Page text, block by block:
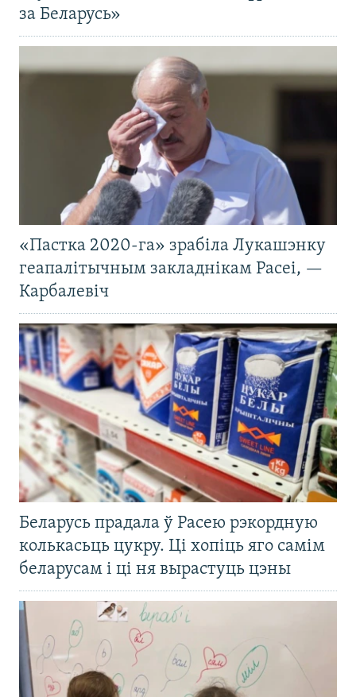
за Беларусь»
«Пастка 2020-га» зрабіла Лукашэнку
геапалітычным закладнікам Расеі, —
Карбалевіч
Беларусь прадала ў Расею рэкордную
колькасьць цукру. Ці хопіць яго самім
беларусам і ці ня вырастуць цэны